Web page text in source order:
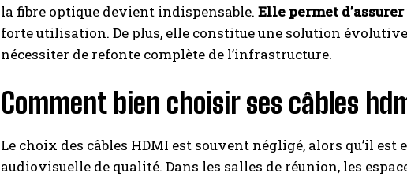
la fibre optique devient indispensable. Elle permet
forte utilisation. De plus, elle constitue une solution
nécessiter de refonte complète de l’infrastructure.
Comment bien choisir ses câbles
Le choix des câbles HDMI est souvent négligé, alors qu’il
audiovisuelle de qualité. Dans les salles de réunion, les